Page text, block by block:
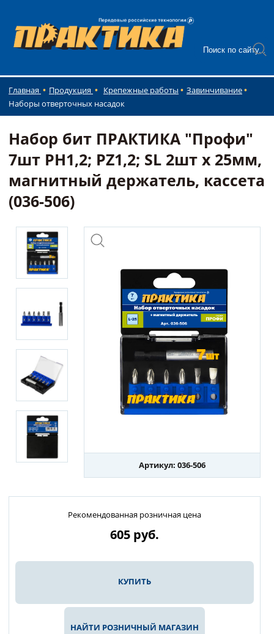
Главная Продукция Крепежные работы
Завинчивание
Наборы отверточных насадок
Набор бит ПРАКТИКА "Профи"
7шт PH1,2; PZ1,2; SL 2шт x 25мм,
магнитный держатель, кассета
(036-506)
Артикул: 036-506
Рекомендованная розничная цена
605 руб.
КУПИТЬ
НАЙТИ РОЗНИЧНЫЙ МАГАЗИН